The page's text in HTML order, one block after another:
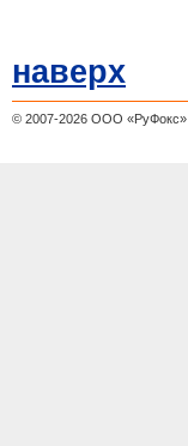
наверх
© 2007-2026 ООО «РуФокс»